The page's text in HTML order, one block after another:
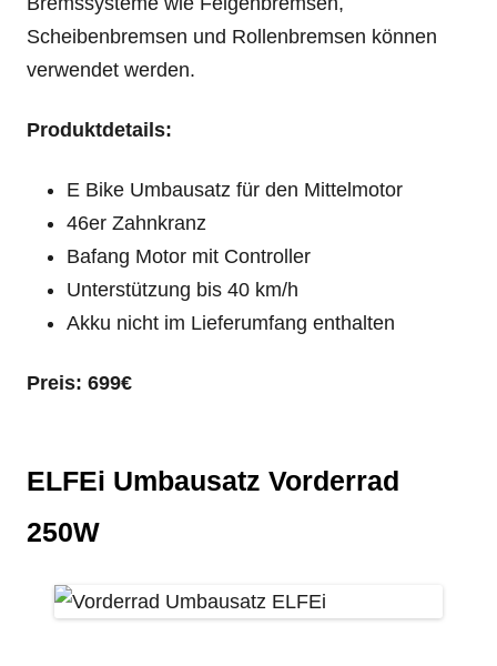
Scheibenbremsen und Rollenbremsen können
verwendet werden.
Produktdetails:
E Bike Umbausatz für den Mittelmotor
46er Zahnkranz
Bafang Motor mit Controller
Unterstützung bis 40 km/h
Akku nicht im Lieferumfang enthalten
Preis: 699€
ELFEi Umbausatz Vorderrad
250W